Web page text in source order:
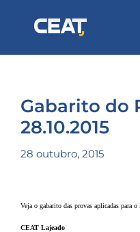
Gabarito do
28.10.2015
28 outubro, 2015
Veja o gabarito das provas aplicadas para
CEAT Lajeado